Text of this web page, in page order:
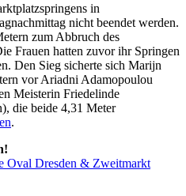
in
nicht beendet werden.
zum Abbruch des
Frauen hatten zuvor ihr Springen
Den Sieg sicherte sich Marijn
vor Ariadni Adamopoulou
Meisterin Friedelinde
die beide 4,31 Meter
.
Oval Dresden & Zweitmarkt